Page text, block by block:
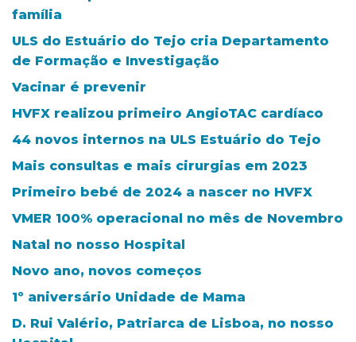
família
ULS do Estuário do Tejo cria Departamento
de Formação e Investigação
Vacinar é prevenir
HVFX realizou primeiro AngioTAC cardíaco
44 novos internos na ULS Estuário do Tejo
Mais consultas e mais cirurgias em 2023
Primeiro bebé de 2024 a nascer no HVFX
VMER 100% operacional no mês de Novembro
Natal no nosso Hospital
Novo ano, novos começos
1º aniversário Unidade de Mama
D. Rui Valério, Patriarca de Lisboa, no nosso